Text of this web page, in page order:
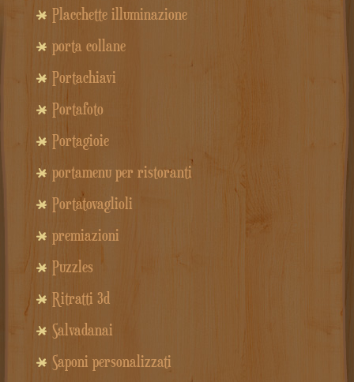
Placchette illuminazione
porta collane
Portachiavi
Portafoto
Portagioie
portamenu per ristoranti
Portatovaglioli
premiazioni
Puzzles
Ritratti 3d
Salvadanai
Saponi personalizzati